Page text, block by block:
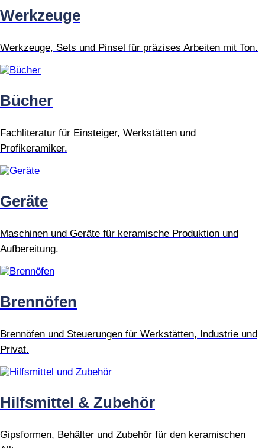
Werkzeuge
Werkzeuge, Sets und Pinsel für präzises Arbeiten mit Ton.
Bücher
Fachliteratur für Einsteiger, Werkstätten und
Profikeramiker.
Geräte
Maschinen und Geräte für keramische Produktion und
Aufbereitung.
Brennöfen
Brennöfen und Steuerungen für Werkstätten, Industrie und
Privat.
Hilfsmittel & Zubehör
Gipsformen, Behälter und Zubehör für den keramischen